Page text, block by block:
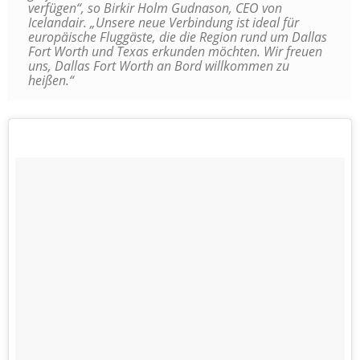
verfügen“, so Birkir Holm Gudnason, CEO von
Icelandair. „Unsere neue Verbindung ist ideal für
europäische Fluggäste, die die Region rund um Dallas
Fort Worth und Texas erkunden möchten. Wir freuen
uns, Dallas Fort Worth an Bord willkommen zu
heißen.“